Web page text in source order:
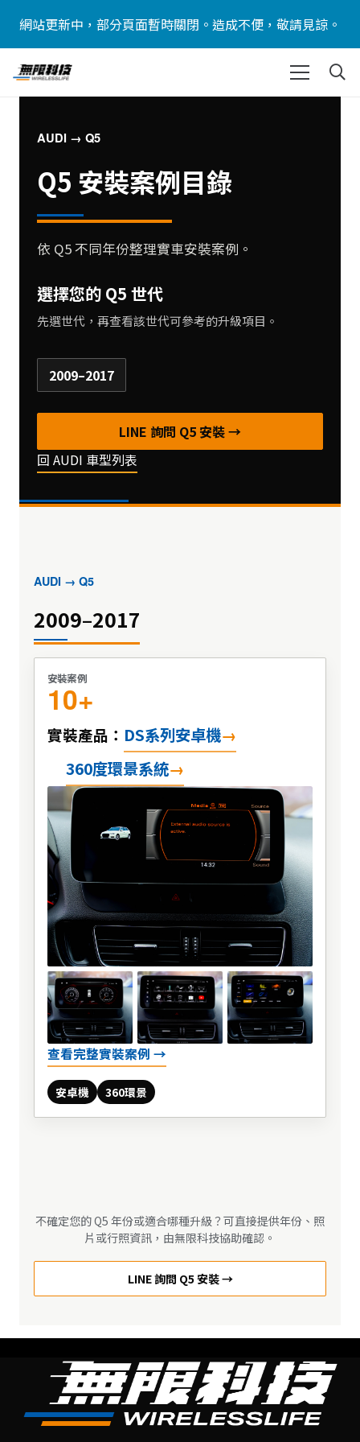
網站更新中，部分頁面暫時關閉。造成不便，敬請見諒。
AUDI → Q5
Q5 安裝案例目錄
依 Q5 不同年份整理實車安裝案例。
選擇您的 Q5 世代
先選世代，再查看該世代可參考的升級項目。
2009–2017
LINE 詢問 Q5 安裝 →
回 AUDI 車型列表
AUDI → Q5
2009–2017
安裝案例
10+
實裝產品： DS系列安卓機
360度環景系統
查看完整實裝案例 →
安卓機 360環景
不確定您的 Q5 年份或適合哪種升級？可直接提供年份、照
片或行照資訊，由無限科技協助確認。
LINE 詢問 Q5 安裝 →